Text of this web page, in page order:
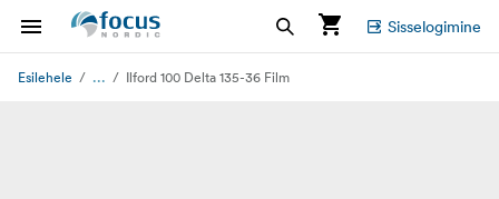
Sisselogimine
Esilehele ... Ilford 100 Delta 135-36 Film